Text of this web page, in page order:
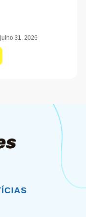
julho 31, 2026